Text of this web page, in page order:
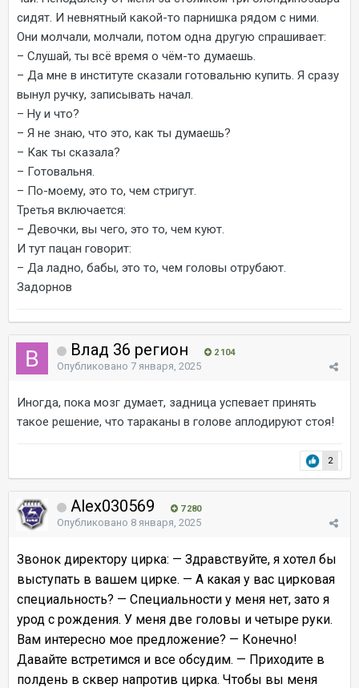
сидят. И невнятный какой-то парнишка рядом с ними.
Они молчали, молчали, потом одна другую спрашивает:
– Слушай, ты всё время о чём-то думаешь.
– Да мне в институте сказали готовальню купить. Я сразу
вынул ручку, записывать начал.
– Ну и что?
– Я не знаю, что это, как ты думаешь?
– Как ты сказала?
– Готовальня.
– По-моему, это то, чем стригут.
Третья включается:
– Девочки, вы чего, это то, чем куют.
И тут пацан говорит:
– Да ладно, бабы, это то, чем головы отрубают.
Задорнов
Влад 36 регион 2 104
Опубликовано 7 января, 2025
Иногда, пока мозг думает, задница успевает принять
такое решение, что тараканы в голове аплодируют стоя!
2
Alex030569 7 280
Опубликовано 8 января, 2025
Звонок директору цирка: — Здравствуйте, я хотел бы
выступать в вашем цирке. — А какая у вас цирковая
специальность? — Специальности у меня нет, зато я
урод с рождения. У меня две головы и четыре руки.
Вам интересно мое предложение? — Конечно!
Давайте встретимся и все обсудим. — Приходите в
полдень в сквер напротив цирка. Чтобы вы меня